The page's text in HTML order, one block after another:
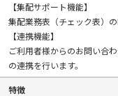
【集配サポート機能】
集配業務表（チェック表）
【連携機能】
ご利用者様からのお問い合
の連携を行います。
特徴